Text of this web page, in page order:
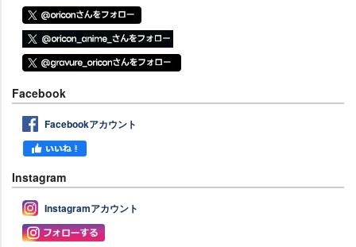
Facebook
Facebookアカウント
Instagram
Instagramアカウント